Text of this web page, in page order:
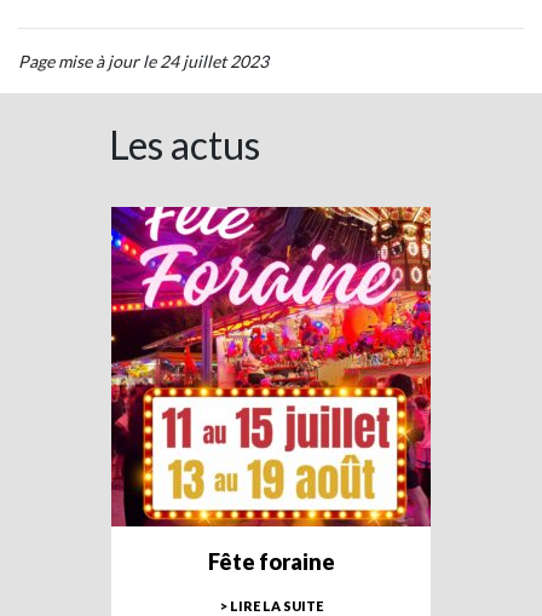
Page mise à jour le 24 juillet 2023
Les actus
Fête foraine
> LIRE LA SUITE